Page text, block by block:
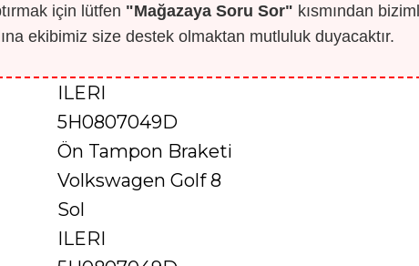
için lütfen "Mağazaya Soru Sor" kısmından
ekibimiz size destek olmaktan mutluluk duyacaktır.
ILERI
5H0807049D
Ön Tampon Braketi
Volkswagen Golf 8
Sol
ILERI